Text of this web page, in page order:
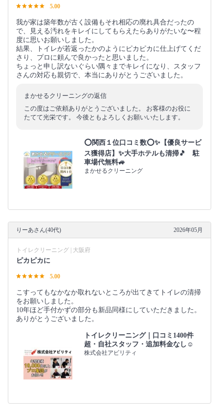
5.00
我が家は築年数が古く設備もそれ相応の廃れ具合だったの
で、見える汚れをキレイにしてもらえたらありがたいな〜程
度に思いお願いしました。
結果、トイレが若返ったかのようにピカピカに仕上げてくだ
さり、プロに頼んで良かったと思いました。
ちょっと申し訳ないぐらい隅々までキレイになり、スタッフ
さんの対応も親切で、本当にありがとうございました。
まかせるクリーニングの返信
この度はご依頼ありがとうございました。 お客様のお役に
たてて光栄です。 今後ともよろしくお願いいたします。
⭕関西１位口コミ数⭕✨【優良サービ
ス獲得店】✨大手ホテルも清掃🎵 駐
車場代無料🚙
まかせるクリーニング
りーあさん(40代) 2026年05月
トイレクリーニング | 大阪府
ピカピカに
5.00
こすってもなかなか取れないところが出てきてトイレの清掃
をお願いしました。
10年ほど手付かずの部分も新品同様にしていただきました。
ありがとうございました。
トイレクリーニング｜口コミ1400件
超・自社スタッフ・追加料金なし☺️
株式会社アビリティ